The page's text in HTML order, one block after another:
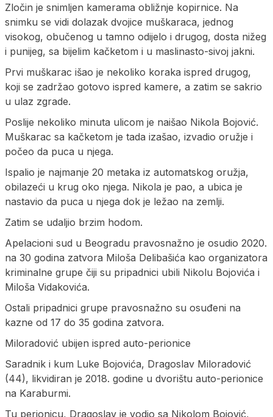
Zločin je snimljen kamerama obližnje kopirnice. Na
snimku se vidi dolazak dvojice muškaraca, jednog
visokog, obučenog u tamno odijelo i drugog, dosta nižeg
i punijeg, sa bijelim kačketom i u maslinasto-sivoj jakni.
Prvi muškarac išao je nekoliko koraka ispred drugog,
koji se zadržao gotovo ispred kamere, a zatim se sakrio
u ulaz zgrade.
Poslije nekoliko minuta ulicom je naišao Nikola Bojović.
Muškarac sa kačketom je tada izašao, izvadio oružje i
počeo da puca u njega.
Ispalio je najmanje 20 metaka iz automatskog oružja,
obilazeći u krug oko njega. Nikola je pao, a ubica je
nastavio da puca u njega dok je ležao na zemlji.
Zatim se udaljio brzim hodom.
Apelacioni sud u Beogradu pravosnažno je osudio 2020.
na 30 godina zatvora Miloša Delibašića kao organizatora
kriminalne grupe čiji su pripadnici ubili Nikolu Bojovića i
Miloša Vidakovića.
Ostali pripadnici grupe pravosnažno su osuđeni na
kazne od 17 do 35 godina zatvora.
Miloradović ubijen ispred auto-perionice
Saradnik i kum Luke Bojovića, Dragoslav Miloradović
(44), likvidiran je 2018. godine u dvorištu auto-perionice
na Karaburmi.
Tu perionicu, Dragoslav je vodio sa Nikolom Bojović,